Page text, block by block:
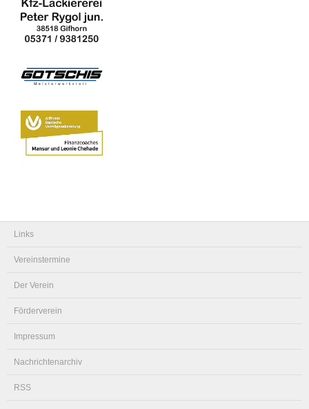
Links
Vereinstermine
Der Verein
Förderverein
Impressum
Nachrichtenarchiv
RSS